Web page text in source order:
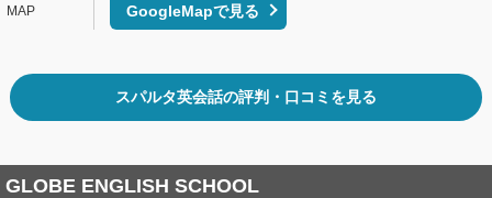
GoogleMapで見る
スパルタ英会話の評判・口コミを見る
GLOBE ENGLISH SCHOOL